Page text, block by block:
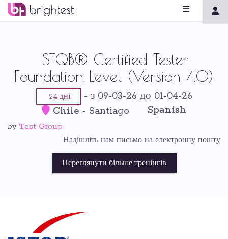
ISTQB® Certified Tester
Foundation Level (Version 4.0)
24 дні - з 09-03-26 до 01-04-26
Chile - Santiago Spanish
by Test Group
Надішліть нам письмо на електронну пошту
Переглянути більше тренінгів